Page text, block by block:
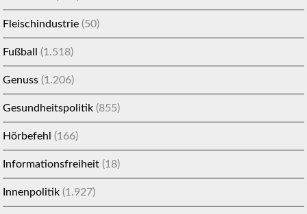
Fleischindustrie (50)
Fußball (1.518)
Genuss (1.206)
Gesundheitspolitik (855)
Hörbefehl (166)
Informationsfreiheit (18)
Innenpolitik (1.927)